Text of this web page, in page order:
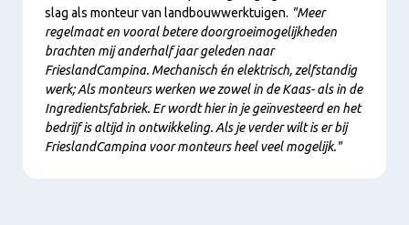
slag als monteur van landbouwwerktuigen. "Meer
regelmaat en vooral betere doorgroeimogelijkheden
brachten mij anderhalf jaar geleden naar
FrieslandCampina. Mechanisch én elektrisch, zelfstandig
werk; Als monteurs werken we zowel in de Kaas- als in de
Ingredientsfabriek. Er wordt hier in je geïnvesteerd en het
bedrijf is altijd in ontwikkeling. Als je verder wilt is er bij
FrieslandCampina voor monteurs heel veel mogelijk."